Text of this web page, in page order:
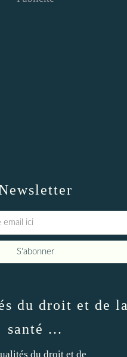
du droit et de la
santé ...